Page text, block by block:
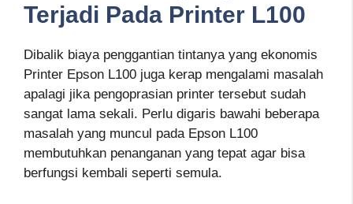
Terjadi Pada Printer L100
Dibalik biaya penggantian tintanya yang ekonomis
Printer Epson L100 juga kerap mengalami masalah
apalagi jika pengoprasian printer tersebut sudah
sangat lama sekali. Perlu digaris bawahi beberapa
masalah yang muncul pada Epson L100
membutuhkan penanganan yang tepat agar bisa
berfungsi kembali seperti semula.